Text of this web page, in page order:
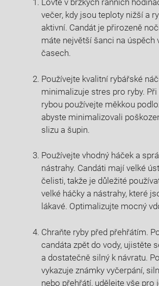
Lovte v brzkých ranních
večer,​ kdy jsou teploty nižší a
aktivní.⁤ Candát⁢ je přirozeně
máte‌ největší⁤ šanci‌ na ‌úspěch
časech.
Používejte ‍kvalitní rybářské
minimalizuje stres pro ryby.
rybou používejte měkkou⁤
‍abyste minimalizovali
slizu a ⁣šupin.
Používejte vhodný​ háček‌ a
nástrahy.⁢ Candáti mají velké
čelisti, takže⁣ je⁤ důležité
velké​ háčky a nástrahy, které
lákavé. Optimalizujte⁤ mocný
Chraňte ryby před přehřátím.
candáta zpět ⁢do vody, ujistěte
a dostatečně silný k návratu.⁢
vykazuje známky‌ vyčerpání,‍
nebo přehřátí,⁢ udělejte vše ‌pro